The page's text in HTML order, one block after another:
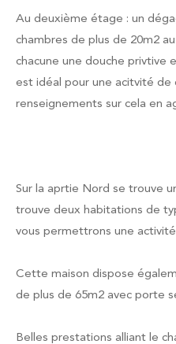
Au deuxième étage : un
chambres de plus de 20m2
chacune une douche privtive
est idéal pour une acitvité
renseignements sur cela en
Sur la aprtie Nord se trouve
trouve deux habitations de
vous permettrons une
Cette maison dispose
de plus de 65m2 avec porte
Belles prestations alliant le